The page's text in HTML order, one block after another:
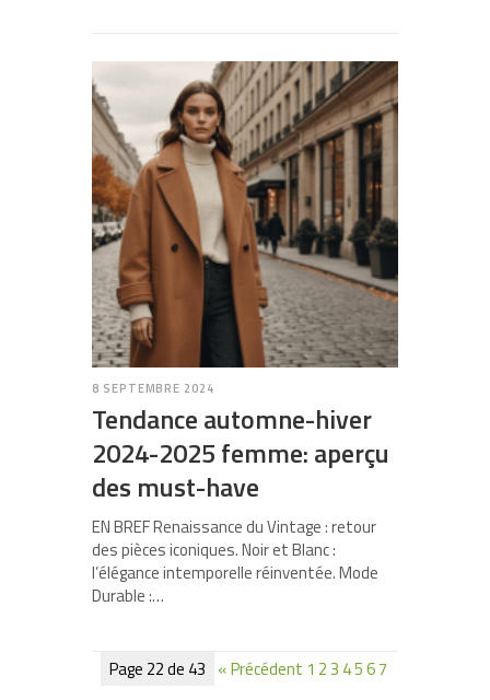
8 SEPTEMBRE 2024
Tendance automne-hiver
2024-2025 femme: aperçu
des must-have
EN BREF Renaissance du Vintage : retour
des pièces iconiques. Noir et Blanc :
l’élégance intemporelle réinventée. Mode
Durable :…
Page 22 de 43 « Précédent 1 23 4567